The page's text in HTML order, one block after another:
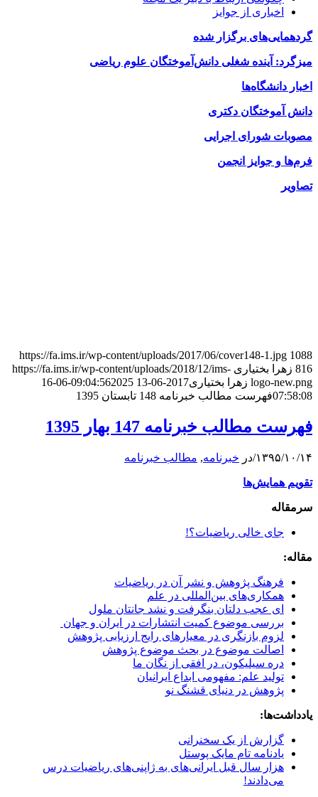
اخباری از جوایز
گردهمایی‌های برگزار شده
میزگرد: آینده شغلی دانش‌آموختگان علوم ریاضی
اخبار دانشگاه‌ها
دانش آموختگان دکتری
مصوبات شورای اجرایی
فرم‌ها و جوایز انجمن
تصاویر
https://fa.ims.ir/wp-content/uploads/2017/06/cover148-1.jpg 1088
816 زهرا بختیاری https://fa.ims.ir/wp-content/uploads/2018/12/ims-
logo-new.png زهرا بختیاری2017-06-13 09:04:56
2025-06-16
07:58:08فهرست مطالب خبرنامه 148 تابستان 1395
فهرست مطالب خبرنامه 147 بهار 1395
۱۳۹۵/۱۰/۱۴/در خبرنامه, مطالب خبرنامه
تقویم همایش‌ها
سرمقاله
جای خالی ریاضیات؟!
مقاله:
فرهنگ پژوهش و نشر آن در ریاضیات
همکاری‌های بین‌المللی در علم
ای عجب دلتان بنگرفت و نشد جانتان ملول
بررسی موضوع کمیت انتشارات در ایران و جهان
لزوم بازنگری در معیارهای رایج ارزیابی پژوهش
اصالت موضوع در بحث موضوع پژوهش
دره سیلیکون، در افقی از نگان ما
تولید علم: مفهومی ابداع ایرانیان
پژوهش در دنیای قشنگ نو
یادداشت‌ها:
گزارش از یک سخنرانی
یادنامه تام مایک پوستل
هزار سال قبل ایرانی‌های به ژاپنی‌های ریاضیات درس
می‌دادند!